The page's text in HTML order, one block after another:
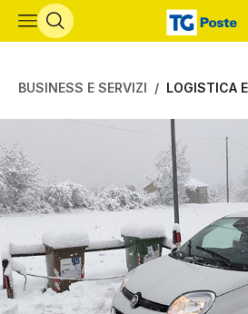
Vai al contenuto principale
BUSINESS E SERVIZI LOGISTICA